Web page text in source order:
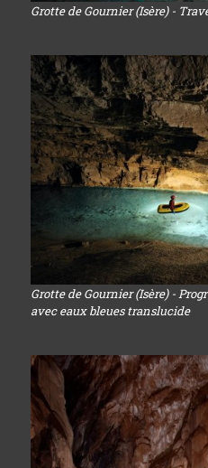
Grotte de Gournier (Isère) -
Grotte de Gournier (Isère) -
avec eaux bleues translucide